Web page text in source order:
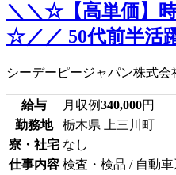
＼＼☆【高単価】時
☆／／ 50代前半活
シーデーピージャパン株式会
給与 月収例340,000円
勤務地
栃木県 上三川町
寮・社宅 なし
仕事内容 検査・検品 / 自動車